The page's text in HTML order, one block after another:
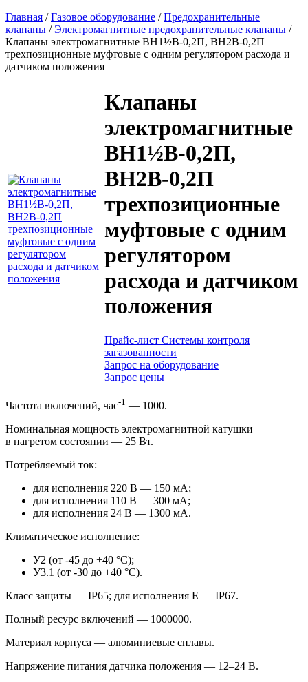
Главная / Газовое оборудование / Предохранительные
клапаны / Электромагнитные предохранительные клапаны /
Клапаны электромагнитные ВН1½В-0,2П, ВН2В-0,2П
трехпозиционные муфтовые с одним регулятором расхода и
датчиком положения
Клапаны
электромагнитные
ВН1½В-0,2П,
ВН2В-0,2П
трехпозиционные
муфтовые с одним
регулятором
расхода и датчиком
положения
Прайс-лист Системы контроля
загазованности
Запрос на оборудование
Запрос цены
Частота включений, час-1 — 1000.
Номинальная мощность электромагнитной катушки
в нагретом состоянии — 25 Вт.
Потребляемый ток:
для исполнения 220 В — 150 мА;
для исполнения 110 В — 300 мА;
для исполнения 24 В — 1300 мА.
Климатическое исполнение:
У2 (от -45 до +40 °С);
У3.1 (от -30 до +40 °С).
Класс защиты — IP65; для исполнения Е — IP67.
Полный ресурс включений — 1000000.
Материал корпуса — алюминиевые сплавы.
Напряжение питания датчика положения — 12–24 В.